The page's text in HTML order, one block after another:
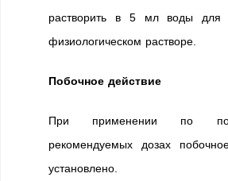
растворить в 5 мл воды для
физиологическом растворе.
Побочное действие
При применении по
рекомендуемых дозах
установлено.